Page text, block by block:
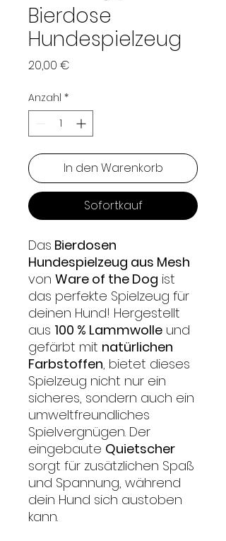
Bierdose
Hundespielzeug
20,00 €
Anzahl *
In den Warenkorb
Sofortkauf
Das Bierdosen
Hundespielzeug aus Mesh
von Ware of the Dog ist
das perfekte Spielzeug für
deinen Hund! Hergestellt
aus 100 % Lammwolle und
gefärbt mit natürlichen
Farbstoffen, bietet dieses
Spielzeug nicht nur ein
sicheres, sondern auch ein
umweltfreundliches
Spielvergnügen. Der
eingebaute Quietscher
sorgt für zusätzlichen Spaß
und Spannung, während
dein Hund sich austoben
kann.